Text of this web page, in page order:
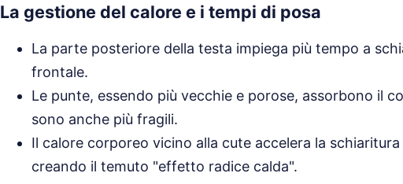
La gestione del calore e i tempi di posa
La parte posteriore della testa impiega più tempo a
frontale.
Le punte, essendo più vecchie e porose, assorbono il
sono anche più fragili.
Il calore corporeo vicino alla cute accelera la
creando il temuto "effetto radice calda".